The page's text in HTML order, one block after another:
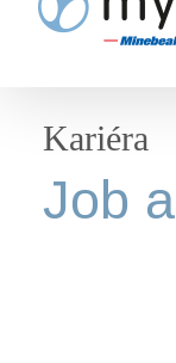
Kariéra
Job